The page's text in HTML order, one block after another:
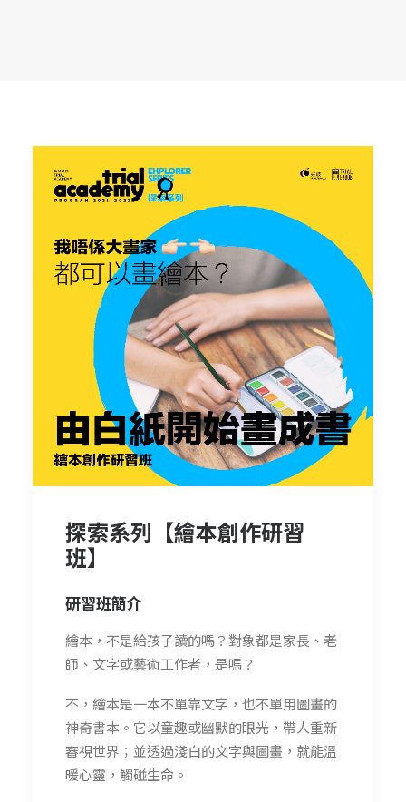
探索系列【繪本創作研習
班】
研習班簡介
繪本，不是給孩子讀的嗎？對象都是家長、老
師、文字或藝術工作者，是嗎？
不，繪本是一本不單靠文字，也不單用圖畫的
神奇書本。它以童趣或幽默的眼光，帶人重新
審視世界；並透過淺白的文字與圖畫，就能溫
暖心靈，觸碰生命。